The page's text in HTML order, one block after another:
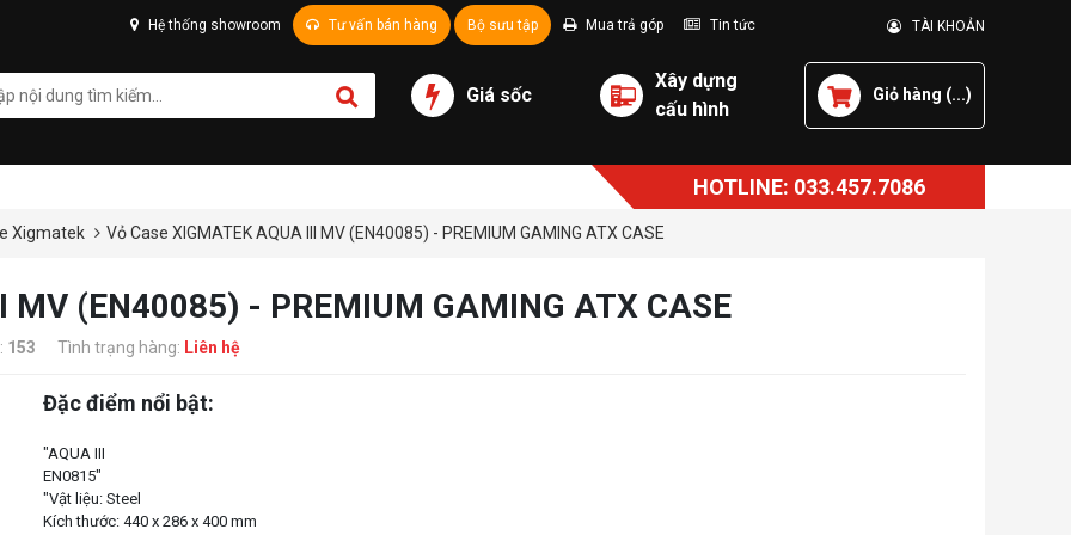
Hệ thống showroom Tư vấn bán hàng Bộ sưu tập Mua trả góp Tin tức TÀI KHOẢN
Giá sốc
Xây dựng
cấu hình
Giỏ hàng (...)
HOTLINE: 033.457.7086
Xigmatek Vỏ Case XIGMATEK AQUA III MV (EN40085) - PREMIUM GAMING ATX CASE
MV (EN40085) - PREMIUM GAMING ATX CASE
153 Tình trạng hàng: Liên hệ
Đặc điểm nổi bật:
"AQUA III
EN0815"
"Vật liệu: Steel
Kích thước: 440 x 286 x 400 mm